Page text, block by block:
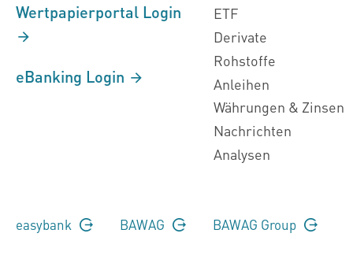
Wertpapierportal Login
eBanking Login
ETF
Derivate
Rohstoffe
Anleihen
Währungen & Zinsen
Nachrichten
Analysen
easybank BAWAG BAWAG Group